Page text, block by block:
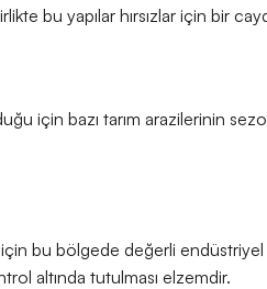
bu yapılar hırsızlar için bir
için bazı tarım arazilerinin
bu bölgede değerli
altında tutulması elzemdir.